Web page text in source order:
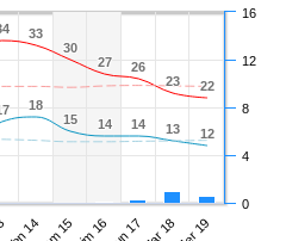
33
33
30
30
27
27 26
26
23
23 22
22
18
18
15
15 14
14 14
14 13
13 12
12
0
4
8
12
16